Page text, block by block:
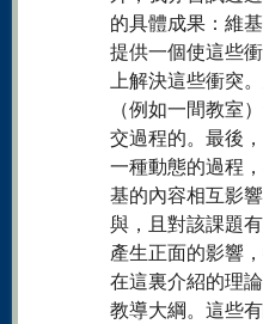
的具體成果：維
提供一個使這些
上解決這些衝突
（例如一間教室
交過程的。最後
一種動態的過程
基的內容相互影
與，且對該課題
產生正面的影響
在這裏介紹的理
教導大綱。這些